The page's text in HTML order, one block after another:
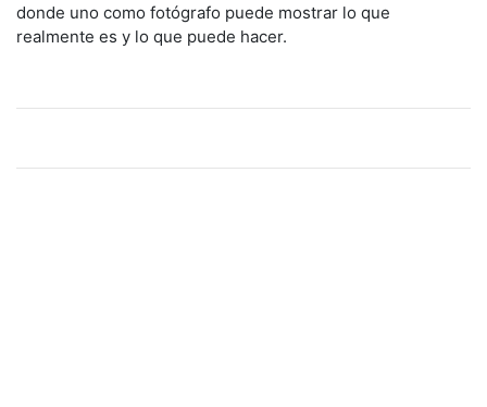
donde uno como fotógrafo puede mostrar lo que
realmente es y lo que puede hacer.